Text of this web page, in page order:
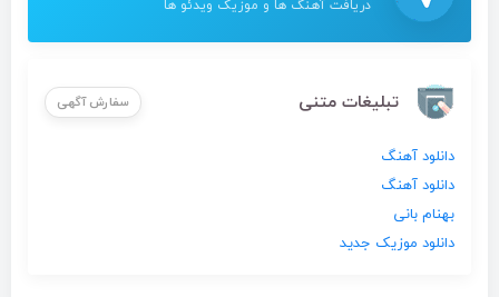
دریافت آهنگ ها و موزیک ویدئو ها
تبلیغات متنی سفارش آگهی
دانلود آهنگ
دانلود آهنگ
بهنام بانی
دانلود موزیک جدید